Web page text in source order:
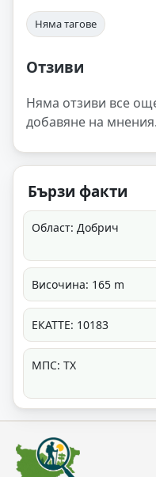
Няма тагове
Отзиви
Няма отзиви все
добавяне на мнения.
Бързи факти
Област: Добрич
Височина: 165 m
ЕКАТТЕ: 10183
МПС: ТХ